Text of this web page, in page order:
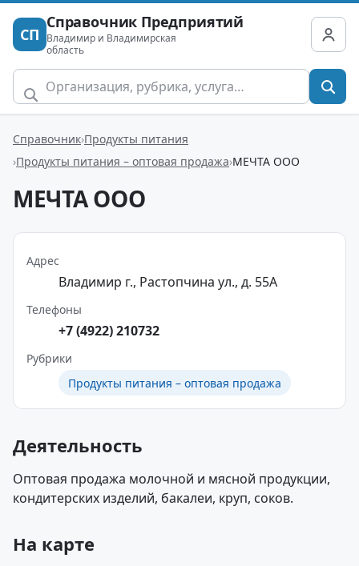
СП
Справочник Предприятий
Владимир и Владимирская
область
Справочник Продукты питания
Продукты питания – оптовая продажа МЕЧТА ООО
МЕЧТА ООО
Адрес
Владимир г., Растопчина ул., д. 55А
Телефоны
+7 (4922) 210732
Рубрики
Продукты питания – оптовая продажа
Деятельность
Оптовая продажа молочной и мясной продукции,
кондитерских изделий, бакалеи, круп, соков.
На карте